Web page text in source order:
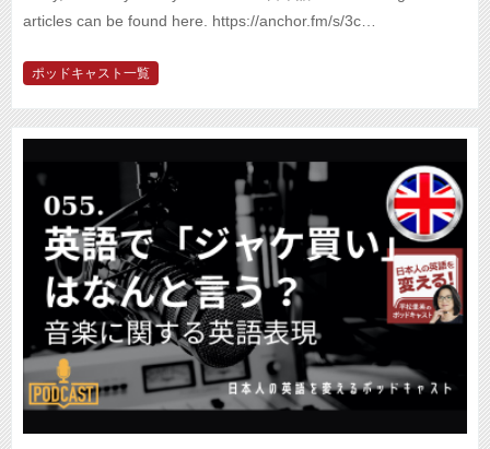
articles can be found here. https://anchor.fm/s/3c…
ポッドキャスト一覧